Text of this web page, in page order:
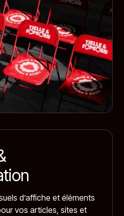
d’affiche et éléments
vos articles, sites et